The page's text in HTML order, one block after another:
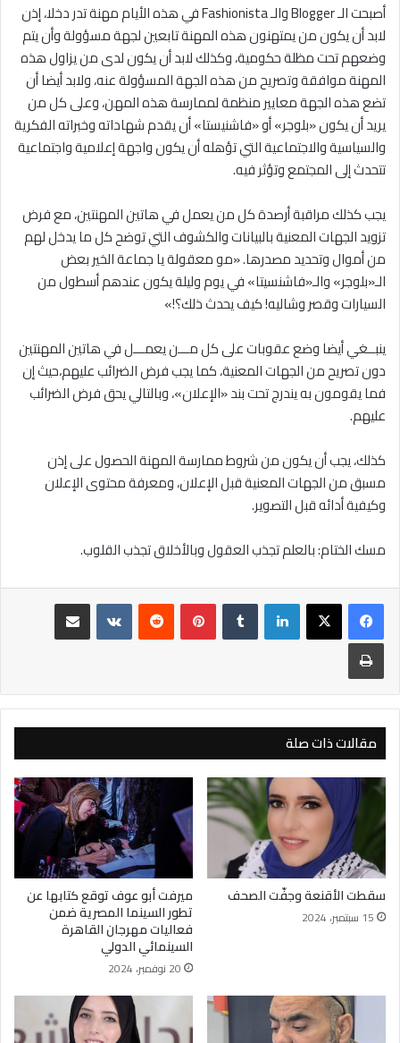
أصبحت الـ Blogger والـ Fashionista في هذه الأيام مهنة تدر دخلا، إذن
لابد أن يكون من يمتهنون هذه المهنة تابعين لجهة مسؤولة وأن يتم
وضعهم تحت مظلة حكومية، وكذلك لابد أن يكون لدى من يزاول هذه
المهنة موافقة وتصريح من هذه الجهة المسؤولة عنه، ولابد أيضا أن
تضع هذه الجهة معايير منظمة لممارسة هذه المهن، وعلى كل من
يريد أن يكون «بلوجر» أو «فاشنيستا» أن يقدم شهاداته وخبراته الفكرية
والسياسية والاجتماعية التي تؤهله أن يكون واجهة إعلامية واجتماعية
تتحدث إلى المجتمع وتؤثر فيه.
يجب كذلك مراقبة أرصدة كل من يعمل في هاتين المهنتين، مع فرض
تزويد الجهات المعنية بالبيانات والكشوف التي توضح كل ما يدخل لهم
من أموال وتحديد مصدرها. «مو معقولة يا جماعة الخير بعض
الـ«بلوجر» والـ«فاشنسيتا» في يوم وليلة يكون عندهم أسطول من
السيارات وقصر وشاليه! كيف يحدث ذلك؟!»
ينبــغي أيضا وضع عقوبات على كل مـــن يعمـــل في هاتين المهنتين
دون تصريح من الجهات المعنية، كما يجب فرض الضرائب عليهم،حيث إن
فما يقومون به يندرج تحت بند «الإعلان»، وبالتالي يحق فرض الضرائب
عليهم.
كذلك، يجب أن يكون من شروط ممارسة المهنة الحصول على إذن
مسبق من الجهات المعنية قبل الإعلان، ومعرفة محتوى الإعلان
وكيفية أدائه قبل التصوير.
مسك الختام: بالعلم تجذب العقول وبالأخلاق تجذب القلوب.
لينكدإن بينتيريست
مشاركة عبر البريد
طباعة
مقالات ذات صلة
سقطت الأقنعة وجفّت الصحف
15 سبتمبر، 2024
ميرفت أبو عوف توقع كتابها عن
تطور السينما المصرية ضمن
فعاليات مهرجان القاهرة
السينمائي الدولي
20 نوفمبر، 2024